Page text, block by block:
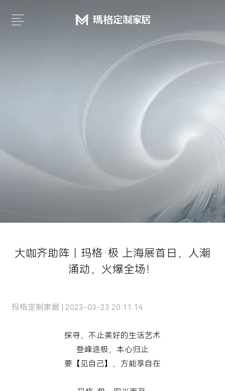
大咖齐助阵｜玛格·极 上海展首日，人潮
涌动，火爆全场！
玛格定制家居 | 2023-03-23 20:11:14
探寻，不止美好的生活艺术
登峰造极，本心归止
要【见自己】，方能享自在